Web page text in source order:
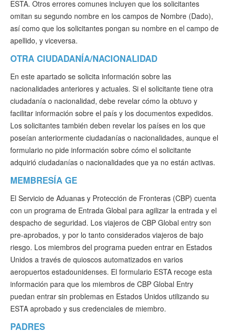
ESTA. Otros errores comunes incluyen que los solicitantes
omitan su segundo nombre en los campos de Nombre (Dado),
así como que los solicitantes pongan su nombre en el campo de
apellido, y viceversa.
OTRA CIUDADANÍA/NACIONALIDAD
En este apartado se solicita información sobre las
nacionalidades anteriores y actuales. Si el solicitante tiene otra
ciudadanía o nacionalidad, debe revelar cómo la obtuvo y
facilitar información sobre el país y los documentos expedidos.
Los solicitantes también deben revelar los países en los que
poseían anteriormente ciudadanías o nacionalidades, aunque el
formulario no pide información sobre cómo el solicitante
adquirió ciudadanías o nacionalidades que ya no están activas.
MEMBRESÍA GE
El Servicio de Aduanas y Protección de Fronteras (CBP) cuenta
con un programa de Entrada Global para agilizar la entrada y el
despacho de seguridad. Los viajeros de CBP Global entry son
pre-aprobados, y por lo tanto considerados viajeros de bajo
riesgo. Los miembros del programa pueden entrar en Estados
Unidos a través de quioscos automatizados en varios
aeropuertos estadounidenses. El formulario ESTA recoge esta
información para que los miembros de CBP Global Entry
puedan entrar sin problemas en Estados Unidos utilizando su
ESTA aprobado y sus credenciales de miembro.
PADRES